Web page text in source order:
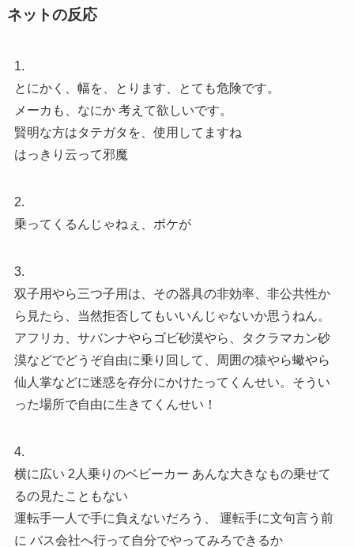
ネットの反応
1.
とにかく、幅を、とります、とても危険です。
メーカも、なにか 考えて欲しいです。
賢明な方はタテガタを、使用してますね
はっきり云って邪魔
2.
乗ってくるんじゃねぇ、ボケが
3.
双子用やら三つ子用は、その器具の非効率、非公共性か
ら見たら、当然拒否してもいいんじゃないか思うねん。
アフリカ、サバンナやらゴビ砂漠やら、タクラマカン砂
漠などでどうぞ自由に乗り回して、周囲の猿やら蠍やら
仙人掌などに迷惑を存分にかけたってくんせい。そうい
った場所で自由に生きてくんせい！
4.
横に広い 2人乗りのベビーカー あんな大きなもの乗せて
るの見たこともない
運転手一人で手に負えないだろう、 運転手に文句言う前
に バス会社へ行って自分でやってみろできるか